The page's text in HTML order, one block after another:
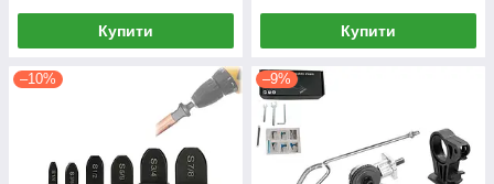
Купити Купити
–10% –9%